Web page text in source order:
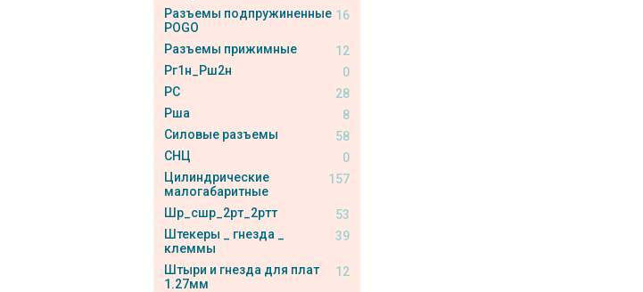
Разъемы подпружиненные
POGO
16
Разъемы прижимные
12
Рг1н_Рш2н
0
РС
28
Рша
8
Силовые разъемы
58
СНЦ
0
Цилиндрические
малогабаритные
157
Шр_сшр_2рт_2ртт
53
Штекеры _ гнезда _
клеммы
39
Штыри и гнезда для плат
1.27мм
12